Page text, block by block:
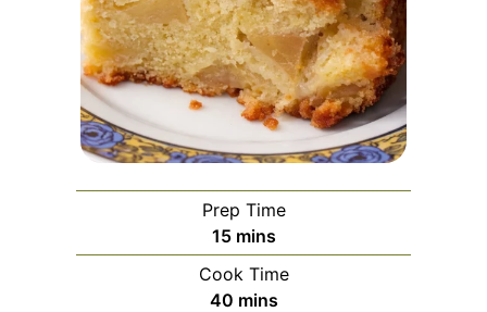
Prep Time
15minutes
mins
Cook Time
40minutes
mins